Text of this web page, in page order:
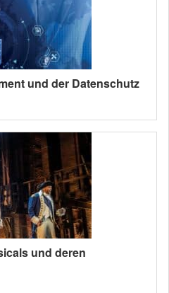
und der Datenschutz
und deren